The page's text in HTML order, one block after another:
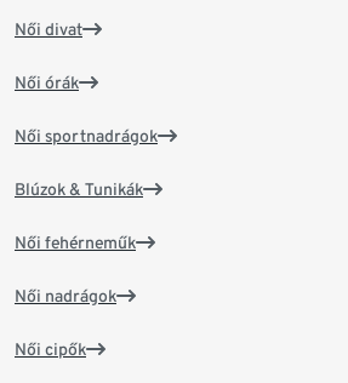
Női divat
Női órák
Női sportnadrágok
Blúzok & Tunikák
Női fehérneműk
Női nadrágok
Női cipők